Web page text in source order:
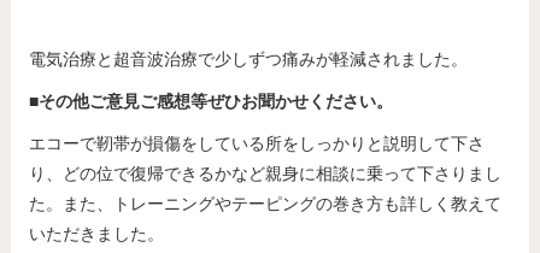
電気治療と超音波治療で少しずつ痛みが軽減されました。
■その他ご意見ご感想等ぜひお聞かせください。
エコーで靭帯が損傷をしている所をしっかりと説明して下さ
り、どの位で復帰できるかなど親身に相談に乗って下さりまし
た。また、トレーニングやテーピングの巻き方も詳しく教えて
いただきました。